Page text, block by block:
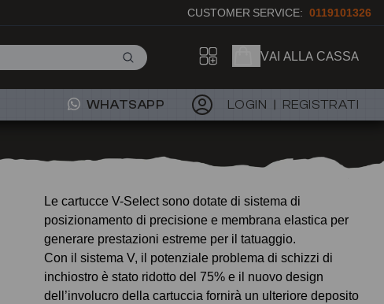
CUSTOMER SERVICE: 0119101326
VAI ALLA CASSA
WHATSAPP LOGIN REGISTRATI
Le cartucce V-Select sono dotate di sistema di
posizionamento di precisione e membrana elastica per
generare prestazioni estreme per il tatuaggio.
Con il sistema V, il potenziale problema di schizzi di
inchiostro è stato ridotto del 75% e il nuovo design
dell’involucro della cartuccia fornirà un ulteriore deposito